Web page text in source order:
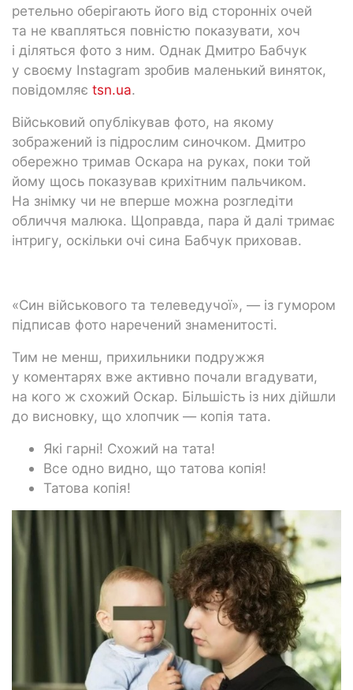
ретельно оберігають його від сторонніх очей
та не квапляться повністю показувати, хоч
і діляться фото з ним. Однак Дмитро Бабчук
у своєму Instagram зробив маленький виняток,
повідомляє tsn.ua.
Військовий опублікував фото, на якому
зображений із підрослим синочком. Дмитро
обережно тримав Оскара на руках, поки той
йому щось показував крихітним пальчиком.
На знімку чи не вперше можна розгледіти
обличчя малюка. Щоправда, пара й далі тримає
інтригу, оскільки очі сина Бабчук приховав.
«Син військового та телеведучої», — із гумором
підписав фото наречений знаменитості.
Тим не менш, прихильники подружжя
у коментарях вже активно почали вгадувати,
на кого ж схожий Оскар. Більшість із них дійшли
до висновку, що хлопчик — копія тата.
Які гарні! Схожий на тата!
Все одно видно, що татова копія!
Татова копія!